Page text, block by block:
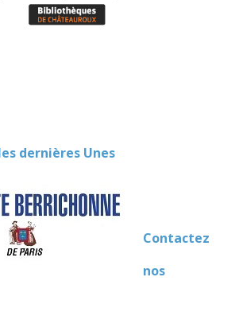
dernières Unes
Contactez
nos